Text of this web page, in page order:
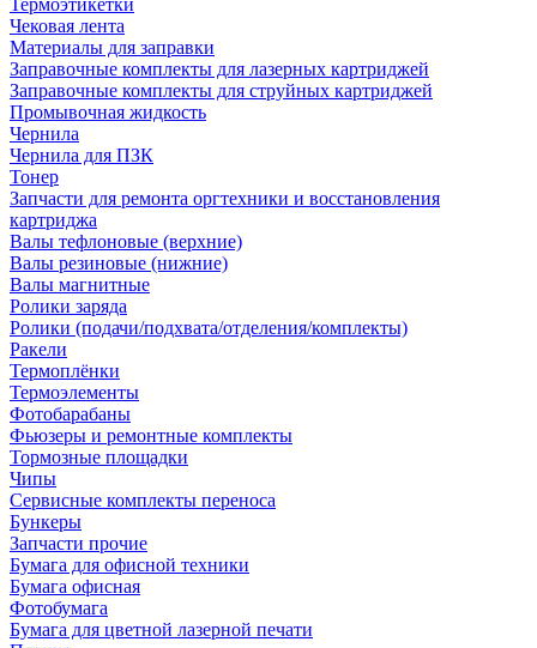
Термоэтикетки
Чековая лента
Материалы для заправки
Заправочные комплекты для лазерных картриджей
Заправочные комплекты для струйных картриджей
Промывочная жидкость
Чернила
Чернила для ПЗК
Тонер
Запчасти для ремонта оргтехники и восстановления
картриджа
Валы тефлоновые (верхние)
Валы резиновые (нижние)
Валы магнитные
Ролики заряда
Ролики (подачи/подхвата/отделения/комплекты)
Ракели
Термоплёнки
Термоэлементы
Фотобарабаны
Фьюзеры и ремонтные комплекты
Тормозные площадки
Чипы
Сервисные комплекты переноса
Бункеры
Запчасти прочие
Бумага для офисной техники
Бумага офисная
Фотобумага
Бумага для цветной лазерной печати